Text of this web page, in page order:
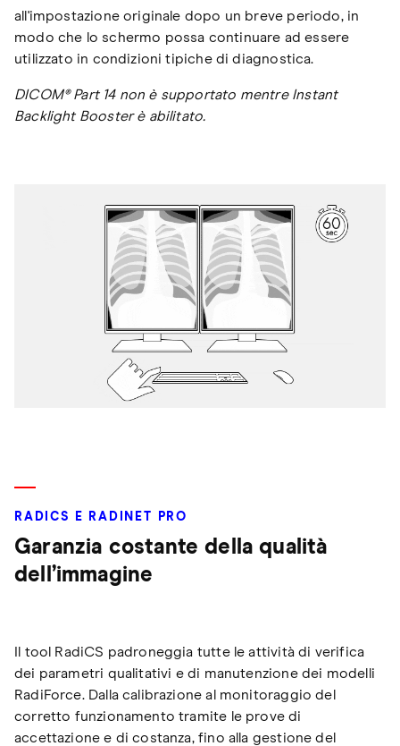
all'impostazione originale dopo un breve periodo, in
modo che lo schermo possa continuare ad essere
utilizzato in condizioni tipiche di diagnostica.
DICOM® Part 14 non è supportato mentre Instant
Backlight Booster è abilitato.
RADICS E RADINET PRO
Garanzia costante della qualità
dell’immagine
Il tool RadiCS padroneggia tutte le attività di verifica
dei parametri qualitativi e di manutenzione dei modelli
RadiForce. Dalla calibrazione al monitoraggio del
corretto funzionamento tramite le prove di
accettazione e di costanza, fino alla gestione del